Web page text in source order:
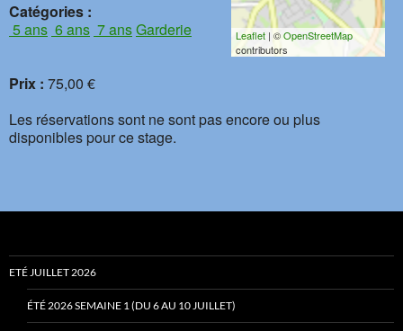
Leaflet| ©OpenStreetMap
contributors
Catégories :
5 ans 6 ans 7 ansGarderie
Prix : 75,00 €
Les réservations sont ne sont pas encore ou plus
disponibles pour ce stage.
ETÉ JUILLET 2026
ÉTÉ 2026 SEMAINE 1 (DU 6 AU 10 JUILLET)